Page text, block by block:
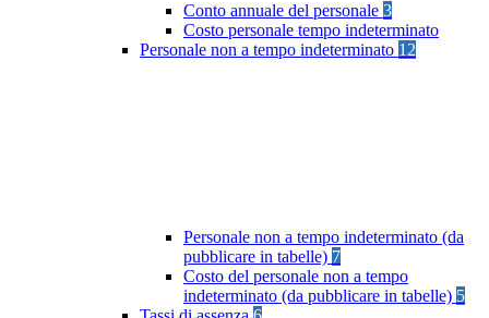
Conto annuale del personale 3
Costo personale tempo indeterminato
Personale non a tempo indeterminato 12
Personale non a tempo indeterminato (da
pubblicare in tabelle) 7
Costo del personale non a tempo
indeterminato (da pubblicare in tabelle) 5